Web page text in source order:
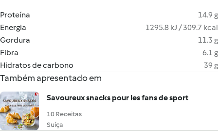
Proteína
14.9 g
Energia
1295.8 kJ / 309.7 kcal
Gordura
11.3 g
Fibra
6.1 g
Hidratos de carbono
39 g
Também apresentado em
Savoureux snacks pour les fans de sport
10 Receitas
Suíça